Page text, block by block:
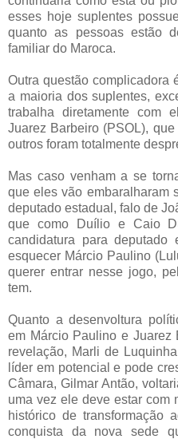
esses hoje suplentes
quanto as pessoas estão
familiar do Maroca.
Outra questão complicadora
a maioria dos suplentes,
trabalha diretamente com
Juarez Barbeiro (PSOL),
outros foram totalmente
Mas caso venham a se
que eles vão embaralharam
deputado estadual, falo de
que como Duílio e Caio
candidatura para
esquecer Márcio Paulino
querer entrar nesse jogo,
tem.
Quanto a desenvoltura
em Márcio Paulino e Juarez
revelação, Marli de
líder em potencial e pode
Câmara, Gilmar Antão,
uma vez ele deve estar com
histórico de transformação
conquista da nova sede